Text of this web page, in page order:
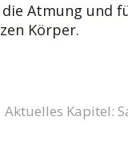
Atmung und
Körper.
Aktuelles Kapitel: